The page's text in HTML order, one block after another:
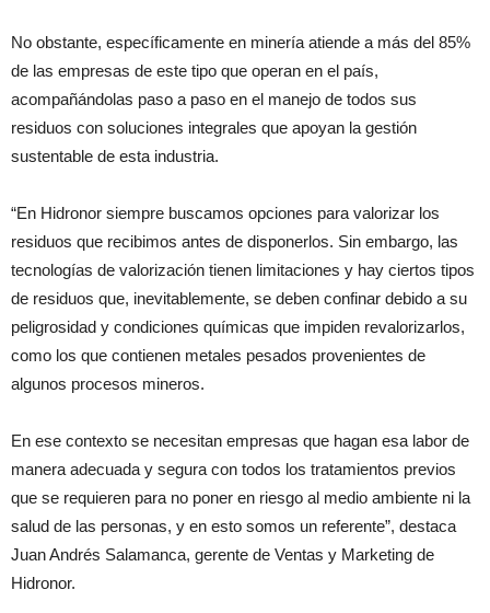
No obstante, específicamente en minería atiende a más del 85%
de las empresas de este tipo que operan en el país,
acompañándolas paso a paso en el manejo de todos sus
residuos con soluciones integrales que apoyan la gestión
sustentable de esta industria.
“En Hidronor siempre buscamos opciones para valorizar los
residuos que recibimos antes de disponerlos. Sin embargo, las
tecnologías de valorización tienen limitaciones y hay ciertos tipos
de residuos que, inevitablemente, se deben confinar debido a su
peligrosidad y condiciones químicas que impiden revalorizarlos,
como los que contienen metales pesados provenientes de
algunos procesos mineros.
En ese contexto se necesitan empresas que hagan esa labor de
manera adecuada y segura con todos los tratamientos previos
que se requieren para no poner en riesgo al medio ambiente ni la
salud de las personas, y en esto somos un referente”, destaca
Juan Andrés Salamanca, gerente de Ventas y Marketing de
Hidronor.